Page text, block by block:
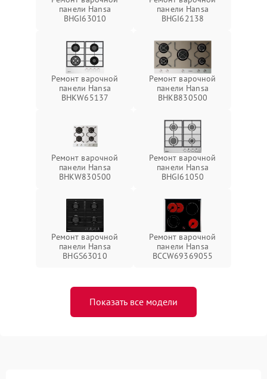
панели Hansa
BHGI63010
панели Hansa
BHGI62138
Ремонт варочной
панели Hansa
BHKW65137
Ремонт варочной
панели Hansa
BHKB830500
Ремонт варочной
панели Hansa
BHKW830500
Ремонт варочной
панели Hansa
BHGI61050
Ремонт варочной
панели Hansa
BHGS63010
Ремонт варочной
панели Hansa
BCCW69369055
Показать все модели